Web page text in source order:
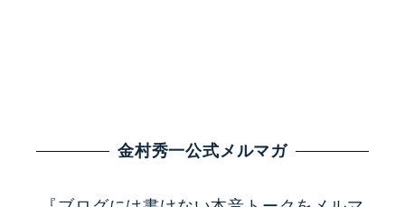
金村秀一公式メルマガ